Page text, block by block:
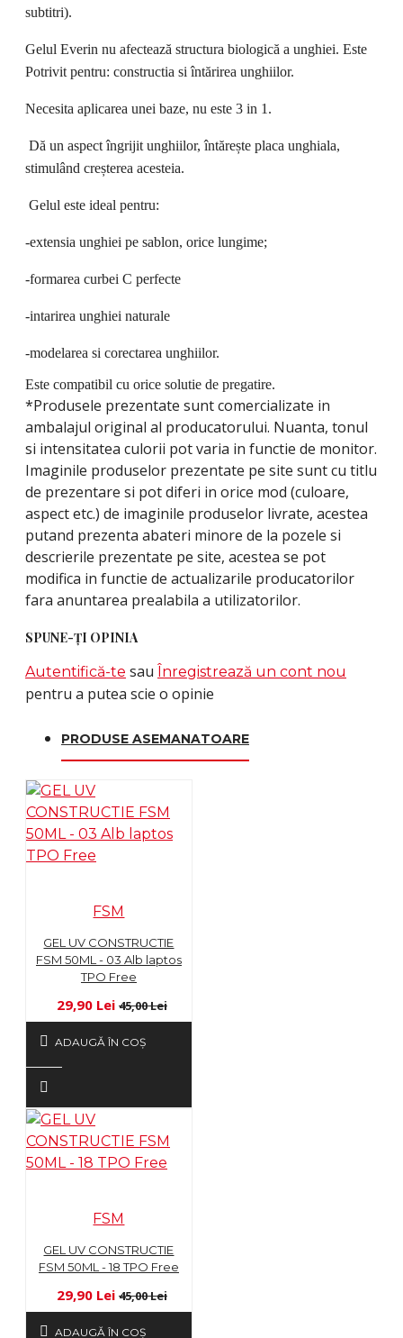
subtitri).
Gelul Everin nu afectează structura biologică a unghiei. Este
Potrivit pentru: constructia si întărirea unghiilor.
Necesita aplicarea unei baze, nu este 3 in 1.
Dă un aspect îngrijit unghiilor, întărește placa unghiala,
stimulând creșterea acesteia.
Gelul este ideal pentru:
-extensia unghiei pe sablon, orice lungime;
-formarea curbei C perfecte
-intarirea unghiei naturale
-modelarea si corectarea unghiilor.
Este compatibil cu orice solutie de pregatire.
*Produsele prezentate sunt comercializate in
ambalajul original al producatorului. Nuanta, tonul
si intensitatea culorii pot varia in functie de monitor.
Imaginile produselor prezentate pe site sunt cu titlu
de prezentare si pot diferi in orice mod (culoare,
aspect etc.) de imaginile produselor livrate, acestea
putand prezenta abateri minore de la pozele si
descrierile prezentate pe site, acestea se pot
modifica in functie de actualizarile producatorilor
fara anuntarea prealabila a utilizatorilor.
SPUNE-ŢI OPINIA
Autentifică-te sau Înregistrează un cont nou
pentru a putea scie o opinie
PRODUSE ASEMANATOARE
FSM
GEL UV CONSTRUCTIE
FSM 50ML - 03 Alb laptos
TPO Free
29,90 Lei 45,00 Lei
ADAUGĂ ÎN COŞ
FSM
GEL UV CONSTRUCTIE
FSM 50ML - 18 TPO Free
29,90 Lei 45,00 Lei
ADAUGĂ ÎN COŞ